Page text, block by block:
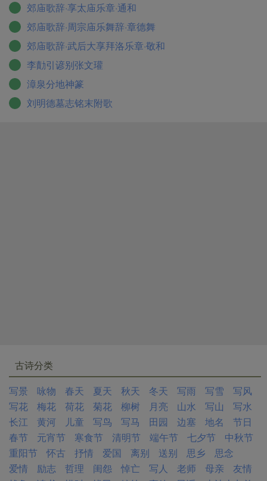
郊庙歌辞·享太庙乐章·通和
郊庙歌辞·周宗庙乐舞辞·章德舞
郊庙歌辞·武后大享拜洛乐章·敬和
李勣引谚别张文瓘
漳泉分地神篆
刘明德墓志铭末附歌
古诗分类
写景
咏物 春天 夏天 秋天 冬天 写雨 写雪
写风
写花
梅花 荷花 菊花 柳树 月亮 山水 写山
写水
长江
黄河 儿童 写鸟 写马 田园 边塞 地名
节日
春节
元宵节 寒食节 清明节 端午节 七夕节
中秋节
重阳节
怀古 抒情 爱国 离别 送别 思乡
思念
爱情
励志 哲理 闺怨 悼亡 写人 老师 母亲
友情